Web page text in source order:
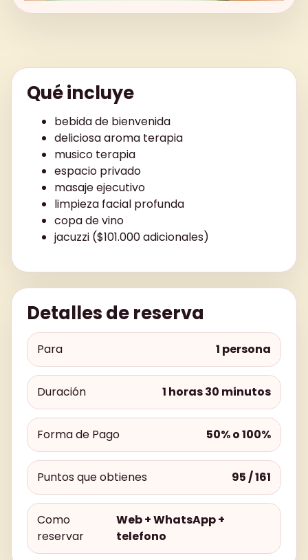
Qué incluye
bebida de bienvenida
deliciosa aroma terapia
musico terapia
espacio privado
masaje ejecutivo
limpieza facial profunda
copa de vino
jacuzzi ($101.000 adicionales)
Detalles de reserva
Para 1 persona
Duración 1 horas 30 minutos
Forma de Pago 50% o 100%
Puntos que obtienes 95 / 161
Como
reservar
Web + WhatsApp +
telefono